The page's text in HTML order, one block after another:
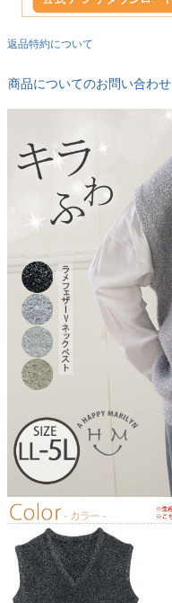
返品特約について
商品についてのお問い合わせ